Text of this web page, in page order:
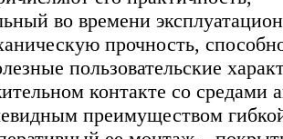
во времени
прочность,
пользовательские
контакте со средами
преимуществом